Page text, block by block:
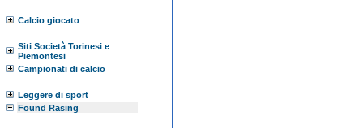
Calcio giocato
Siti Società Torinesi e
Piemontesi
Campionati di calcio
Leggere di sport
Found Rasing